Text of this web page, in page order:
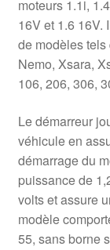
moteurs 1.1i,
16V et 1.6 16V.
de modèles
Nemo, Xsara,
106, 206, 306,
Le démarreur
véhicule en
démarrage du
puissance de
volts et assure
modèle
55, sans borne